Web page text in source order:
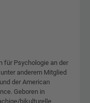
für Psychologie an der
anderem Mitglied
der American
Geboren in
bikulturelle